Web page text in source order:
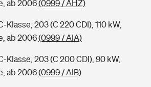
ab 2006(0999 / AHZ)
Klasse, 203 (C 220 CDI), 110 kW,
ab 2006(0999 / AIA)
Klasse, 203 (C 200 CDI), 90 kW,
ab 2006(0999 / AIB)